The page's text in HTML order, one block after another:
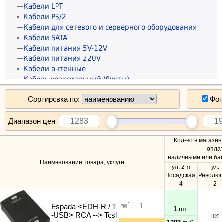
Рамки и монтажные элементы
Крепления для сетевого оборудования
Кабельные каналы
Гофры и металлорукава
Органайзеры для кабелей
Стяжки для кабелей
Маркеры сетевые
Чистящие средства
Кабели LPT
Кабели PS/2
Кабели для сетевого и серверного оборудования
Кабели SATA
Кабели питания 5V-12V
Кабели питания 220V
Кабели антенные
Кабель коаксиальный (бухты)
Кабель сетевой (патч-корды)
Кабель сетевой (бухты)
Кабель телефонный
Кабель силовой (бухты)
Аксессуары для майнинга
Стяжки для кабелей
Антивирусы KASPERSKY
Антивирусы ESET NOD32
Антивирусы Dr.WEB
ТВ - Видео - Аудио - Фото
Телевизоры 20" - 29"
Телевизоры 30" - 39"
Автомобильные товары
Сортировка по:
Диапазон цен:
Наименование товара, услуги
Кол-во в
наличными или
ул. 2-я
Посадская,
4
ул.
2
Espada <EDH-R / T
-USB> RCA --> Tosl
1 шт.
нет